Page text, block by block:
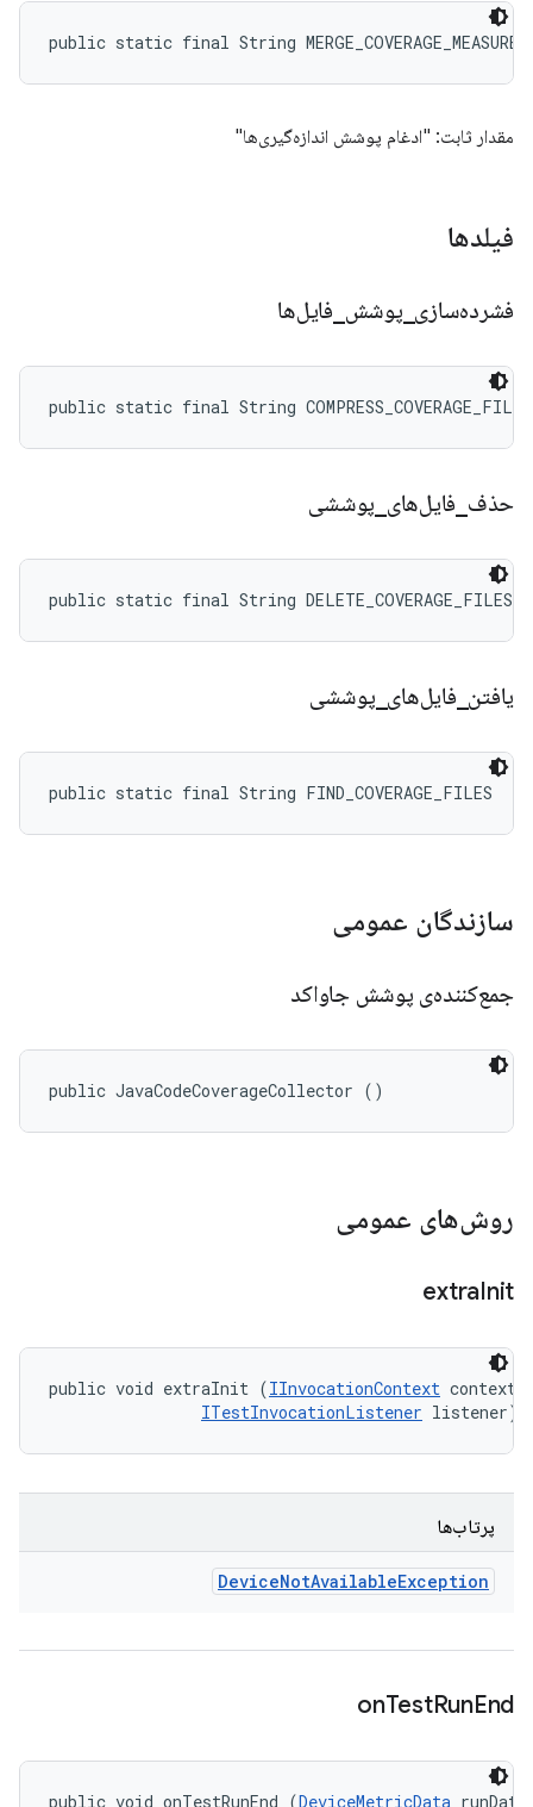
public static final String
مقدار ثابت: "ادغام پوشش اندازه‌گیری‌ها"
فیلدها
فشرده‌سازی پوشش فایل‌ها
public static final String COMPRESS_COVERAGE_FILES
حذف فایل‌های پوششی
public static final String DELETE_COVERAGE_FILES
یافتن فایل‌های پوششی
public static final String FIND_COVERAGE_FILES
سازندگان عمومی
جمع‌کننده‌ی پوشش جاواکد
public JavaCodeCoverageCollector ()
روش‌های عمومی
extraInit
public void extraInit (IInvocationContext
ITestInvocationListener listener)
پرتاب‌ها
DeviceNotAvailableException
onTestRunEnd
public void onTestRunEnd (DeviceMetricData